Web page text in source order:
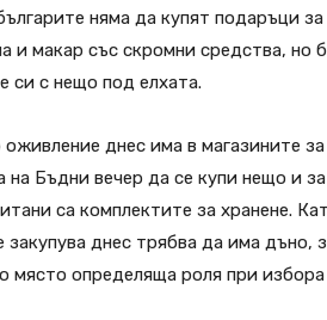
няма да купят подаръци
и макар със скромни средства, но
си с нещо под елхата.
оживление днес има в магазините
на Бъдни вечер да се купи нещо и
са комплектите за хранене.
закупува днес трябва да има дъно,
място определяща роля при